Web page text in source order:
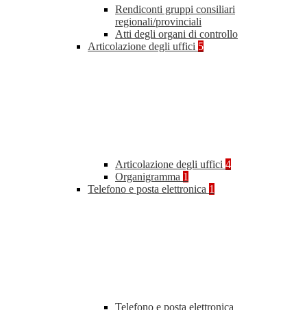
Rendiconti gruppi consiliari
regionali/provinciali
Atti degli organi di controllo
Articolazione degli uffici 5
Articolazione degli uffici 4
Organigramma 1
Telefono e posta elettronica 1
Telefono e posta elettronica